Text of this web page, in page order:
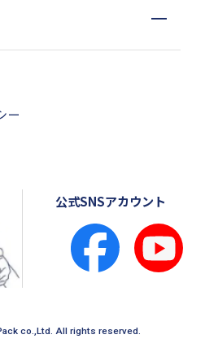
公式SNSアカウント
ー
co.,Ltd. All rights reserved.